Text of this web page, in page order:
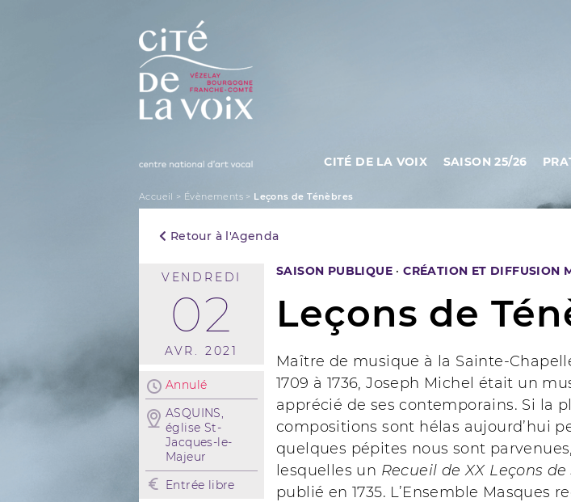
La Cité de la Voix
CITÉ DE LA VOIX SAISON 25/26
Accueil > Évènements > Leçons de Ténèbres
Retour à l'Agenda
VENDREDI
02
AVR. 2021
Annulé
ASQUINS,
église St-
Jacques-le-
Majeur
Entrée libre
SAISON PUBLIQUE ·CRÉATION ET DIFFUSION
Leçons de
Maître de musique à la Sainte-
1709 à 1736, Joseph Michel était un
apprécié de ses contemporains. Si la
compositions sont hélas aujourd’hui
quelques pépites nous sont
lesquelles un Recueil de XX Leçons
publié en 1735. L’Ensemble Masques